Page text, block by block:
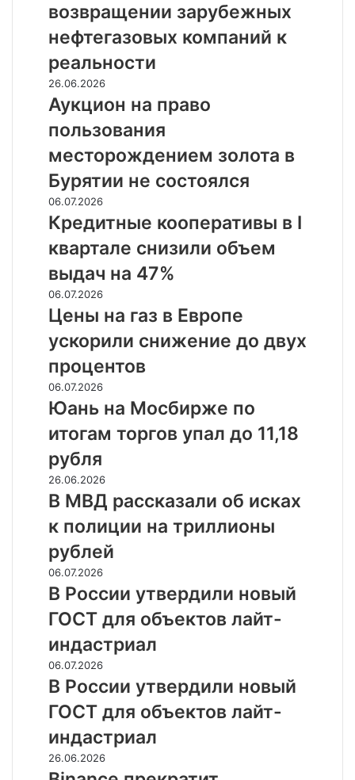
возвращении
зарубежных
нефтегазовых
компаний
к
реальности
возвращении зарубежных
нефтегазовых компаний к
реальности
Аукцион
на
право
пользования
месторождением
золота
в
Бурятии
не
состоялся
26.06.2026
Аукцион на право
пользования
месторождением золота в
Бурятии не состоялся
Кредитные
кооперативы
квартале
снизили
объем
выдач
на
47%
06.07.2026
Кредитные кооперативы в I
квартале снизили объем
выдач на 47%
Цены
на
газ
в
Европе
ускорили
снижение
до
двух
процентов
06.07.2026
Цены на газ в Европе
ускорили снижение до двух
процентов
Юань
на
Мосбирже
по
итогам
торгов
упал
до
11,18
рубля
06.07.2026
Юань на Мосбирже по
итогам торгов упал до 11,18
рубля
В
МВД
рассказали
об
исках
к
полиции
на
триллионы
рублей
26.06.2026
В МВД рассказали об исках
к полиции на триллионы
рублей
В
России
утвердили
новый
ГОСТ
для
объектов
лайт-
индастриал
06.07.2026
В России утвердили новый
ГОСТ для объектов лайт-
индастриал
В
России
утвердили
новый
ГОСТ
для
объектов
06.07.2026
В России утвердили новый
ГОСТ для объектов лайт-
индастриал
Binance
прекратит
26.06.2026